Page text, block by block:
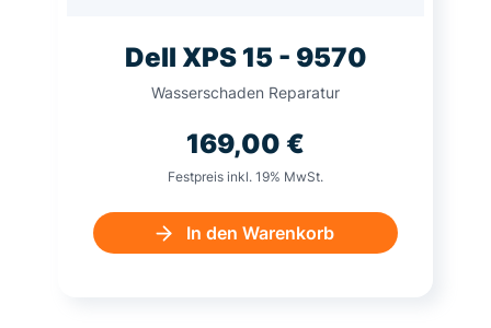
Dell XPS 15 - 9570
Wasserschaden Reparatur
169,00 €
Festpreis inkl. 19% MwSt.
In den Warenkorb